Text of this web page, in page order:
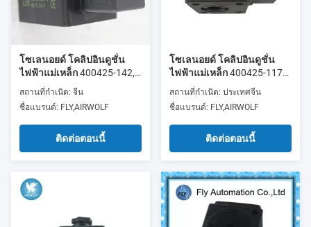
โซเลนอยด์ โคลิปอินดูชั่น
ไฟฟ้าแม่เหล็ก 400425-142,
400425-117
สถานที่กำเนิด: จีน
ชื่อแบรนด์: FLY,AIRWOLF
ติดต่อตอนนี้
โซเลนอยด์ โคลิปอินดูชั่น
ไฟฟ้าแม่เหล็ก 400425-117
400425-142
สถานที่กำเนิด: ประเทศจีน
ชื่อแบรนด์: FLY,AIRWOLF
ติดต่อตอนนี้